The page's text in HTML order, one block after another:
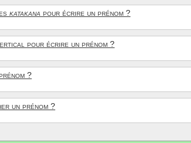
katakana pour écrire un prénom ?
pour écrire un prénom ?
?
un prénom ?